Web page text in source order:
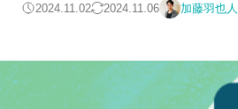
2024.11.02 2024.11.06 加藤羽也人